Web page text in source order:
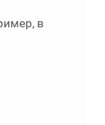
в